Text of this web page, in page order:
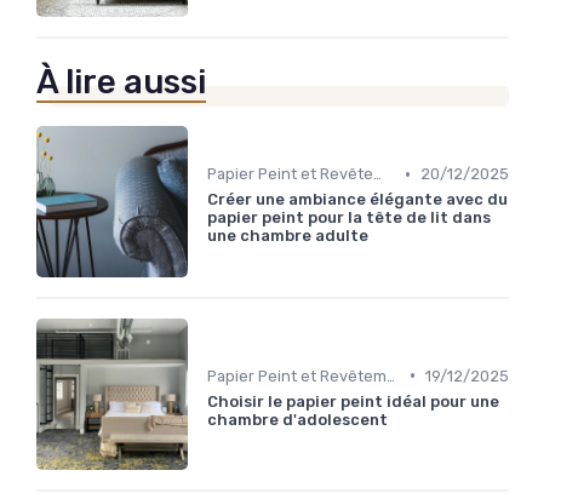
À lire aussi
Papier Peint et Revêtements Muraux •
20/12/2025
Créer une ambiance élégante avec du
papier peint pour la tête de lit dans
une chambre adulte
• 19/12/2025
Choisir le papier peint idéal pour une
chambre d'adolescent